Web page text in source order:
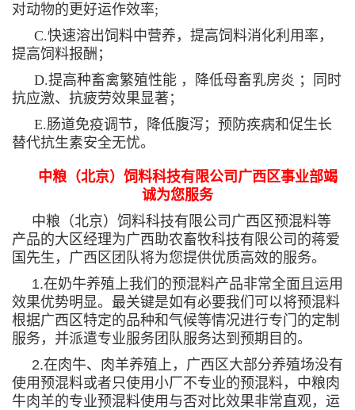
对动物的更好运作效率;
C.快速溶出饲料中营养，提高饲料消化利用率，
提高饲料报酬；
D.提高种畜禽繁殖性能 ，降低母畜乳房炎 ；同时
抗应激、抗疲劳效果显著；
E.肠道免疫调节，降低腹泻；预防疾病和促生长
替代抗生素安全无忧。
中粮（北京）饲料科技有限公司广西区事业部竭
诚为您服务
中粮（北京）饲料科技有限公司广西区预混料等
产品的大区经理为广西助农畜牧科技有限公司的蒋爱
国先生，广西区团队将为您提供优质高效的服务。
1.在奶牛养殖上我们的预混料产品非常全面且运用
效果优势明显。最关键是如有必要我们可以将预混料
根据广西区特定的品种和气候等情况进行专门的定制
服务，并派遣专业服务团队服务达到预期目的。
2.在肉牛、肉羊养殖上，广西区大部分养殖场没有
使用预混料或者只使用小厂不专业的预混料，中粮肉
牛肉羊的专业预混料使用与否对比效果非常直观，运